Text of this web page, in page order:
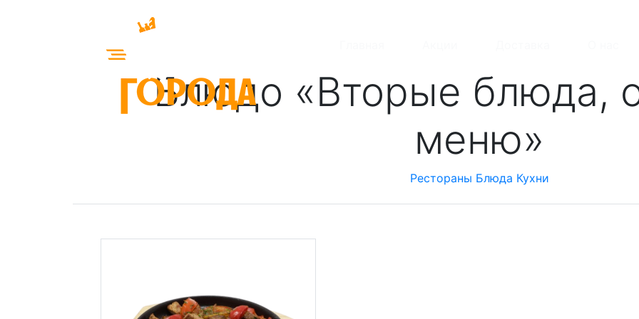
Блюдо «Вторые блюда,
меню»
Рестораны Блюда Кухни